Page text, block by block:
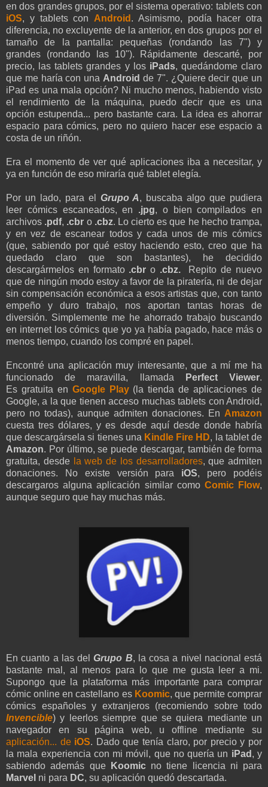
en dos grandes grupos, por el sistema operativo: tablets con
iOS, y tablets con Android . Asimismo, podía hacer otra
diferencia, no excluyente de la anterior, en dos grupos por el
tamaño de la pantalla: pequeñas (rondando las 7") y
grandes (rondando las 10"). Rápidamente descarté, por
precio, las tablets grandes y los iPads, quedándome claro
que me haría con una Android de 7". ¿Quiere decir que un
iPad es una mala opción? Ni mucho menos, habiendo visto
el rendimiento de la máquina, puedo decir que es una
opción estupenda... pero bastante cara. La idea es ahorrar
espacio para cómics, pero no quiero hacer ese espacio a
costa de un riñón.
Era el momento de ver qué aplicaciones iba a necesitar, y
ya en función de eso miraría qué tablet elegía.
Por un lado, para el Grupo A, buscaba algo que pudiera
leer cómics escaneados, en .jpg, o bien compilados en
archivos .pdf, .cbr o .cbz. Lo cierto es que he hecho trampa,
y en vez de escanear todos y cada unos de mis cómics
(que, sabiendo por qué estoy haciendo esto, creo que ha
quedado claro que son bastantes), he decidido
descargármelos en formato .cbro .cbz.Repito de nuevo
que de ningún modo estoy a favor de la piratería, ni de dejar
sin compensación económica a esos artistas que, con tanto
empeño y duro trabajo, nos aportan tantas horas de
diversión. Simplemente me he ahorrado trabajo buscando
en internet los cómics que yo ya había pagado, hace más o
menos tiempo, cuando los compré en papel.
Encontré una aplicación muy interesante, que a mí me ha
funcionado de maravilla, llamada
Perfect Viewer.
Es gratuita en Google Play(la tienda de aplicaciones de
Google, a la que tienen acceso muchas tablets con Android,
pero no todas), aunque admiten donaciones. En Amazon
cuesta tres dólares, y es desde aquí desde donde habría
que descargársela si tienes una Kindle Fire HD, la tablet de
Amazon. Por último, se puede descargar, también de forma
gratuita, desde la web de los desarrolladores, que admiten
donaciones. No existe versión para iOS, pero podéis
descargaros alguna aplicación similar como Comic Flow,
aunque seguro que hay muchas más.
En cuanto a las delGrupo B, la cosa a nivel nacional está
bastante mal, al menos para lo que me gusta leer a mi.
Supongo que la plataforma más importante para comprar
cómic online en castellano es Koomic, que permite comprar
cómics españoles y extranjeros (recomiendo sobre todo
Invencible) y leerlos siempre que se quiera mediante un
navegador en su página web, u offline mediante su
aplicación... de iOS. Dado que tenía claro, por precio y por
la mala experiencia con mi móvil, que no quería un iPad , y
sabiendo además que
Koomic no tiene licencia ni para
Marvel ni para DC, su aplicación quedó descartada.